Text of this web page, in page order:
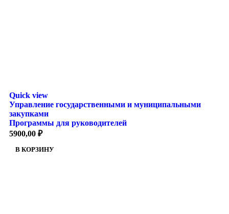
Quick view
Управление государственными и муниципальными
закупками
Программы для руководителей
5900,00 ₽
В КОРЗИНУ